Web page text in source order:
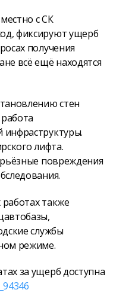
с СК
фиксируют ущерб
получения
всё ещё находятся
стен
лифта.
повреждения
также
службы
режиме.
за ущерб доступна